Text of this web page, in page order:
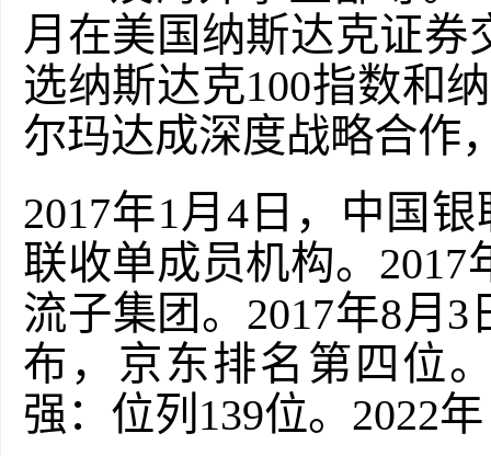
月在美国纳斯达克证券
选纳斯达克100指数和
尔玛达成深度战略合作
2017年1月4日， 中国银
联收单成员机构。 2017
流子集团。2017年8月3
布，京东排名第四位
强：位列139位。2022